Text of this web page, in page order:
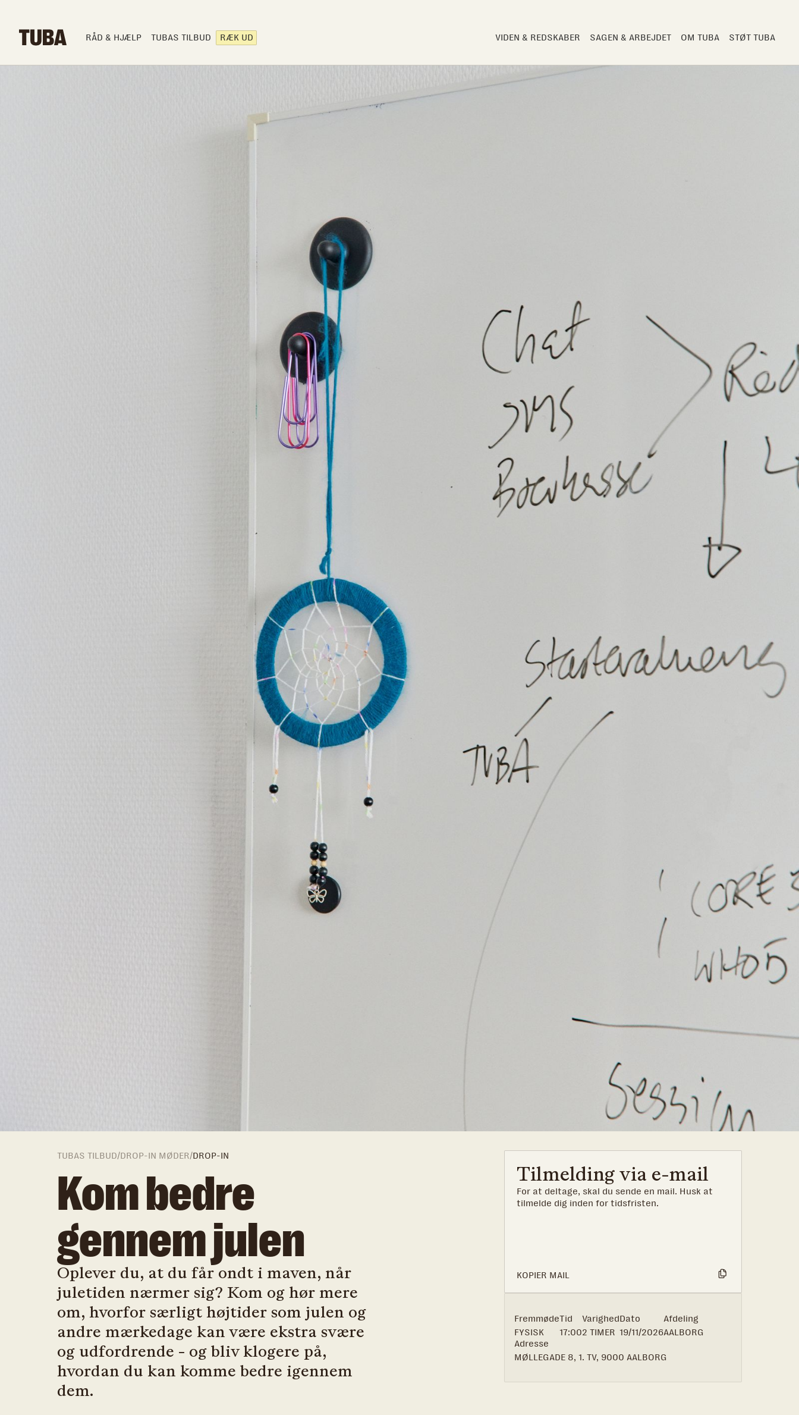
RÅD & HJÆLP TUBAS TILBUD RÆK UD VIDEN & REDSKABER SAGEN & ARBEJDET OM TUBA STØT TUBA
TUBAS TILBUD/DROP-IN MØDER/DROP-IN
Kom bedre
gennem julen
Oplever du, at du får ondt i maven, når
juletiden nærmer sig? Kom og hør mere
om, hvorfor særligt højtider som julen og
andre mærkedage kan være ekstra svære
og udfordrende - og bliv klogere på,
hvordan du kan komme bedre igennem
dem.
KOPIER MAIL
Tilmelding via e-mail
For at deltage, skal du sende en mail. Husk at
tilmelde dig inden for tidsfristen.
Fremmøde
FYSISK
Tid
17:00
Varighed
2 TIMER
Dato
19/11/2026
Afdeling
AALBORG
Adresse
MØLLEGADE 8, 1. TV, 9000 AALBORG